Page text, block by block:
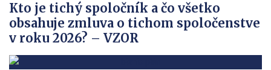
Kto je tichý spoločník a čo všetko
obsahuje zmluva o tichom spoločenstve
v roku 2026? – VZOR